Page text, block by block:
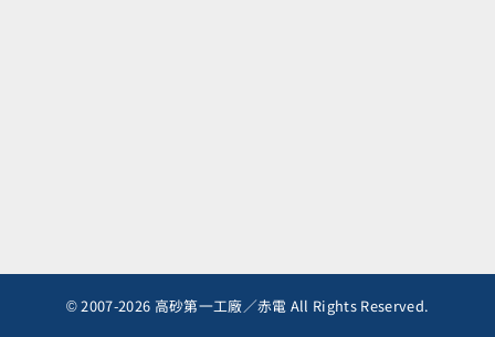
© 2007-2026 高砂第一工廠／赤電 All Rights Reserved.